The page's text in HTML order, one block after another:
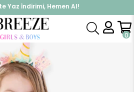
Yaz İndirimi, Hemen Al!
İndirimi Kap, Hemen Üye Ol!
0
Eşofman Takım Kız Bebek Eşofman Takımı Unicorn Gri Melanj (1 Yaş)